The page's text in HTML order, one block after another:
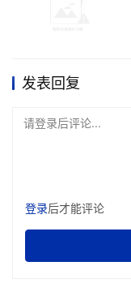
发表回复
请登录后评论...
登录后才能评论